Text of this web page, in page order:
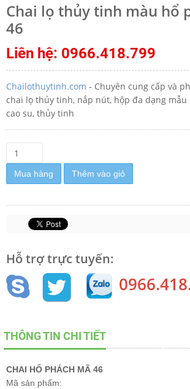
Chai lọ thủy tinh màu hổ
46
Liên hệ: 0966.418.799
Chailothuytinh.com - Chuyên cung cấp và
chai lọ thủy tinh, nắp nút, hộp đa dạng
cao su, thủy tinh
Mua hàng Thêm vào giỏ
Hỗ trợ trực tuyến:
THÔNG TIN CHI TIẾT
CHAI HỔ PHÁCH MÃ 46
Mã sản phẩm: